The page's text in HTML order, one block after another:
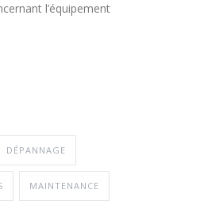
l’équipement
DÉPANNAGE
MAINTENANCE